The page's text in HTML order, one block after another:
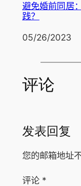
避免婚前同居
践？
日期
05/26/2023
评论
发表回复
您的邮箱地址
评论 *